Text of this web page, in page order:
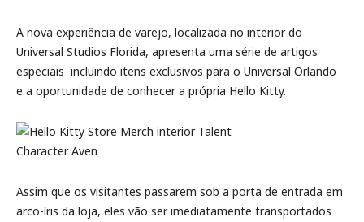
A nova experiência de varejo, localizada no interior do
Universal Studios Florida, apresenta uma série de artigos
especiais  incluindo itens exclusivos para o Universal Orlando 
e a oportunidade de conhecer a própria Hello Kitty.
Assim que os visitantes passarem sob a porta de entrada em
arco-íris da loja, eles vão ser imediatamente transportados